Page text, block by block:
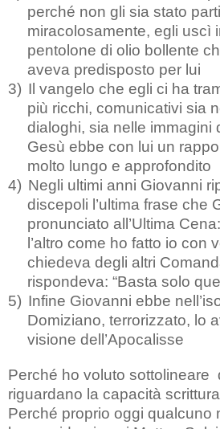
perché non gli sia stato
miracolosamente, egli uscì
pentolone di olio bollente
aveva predisposto per lui
3) Il vangelo che egli ci ha
più ricchi, comunicativi sia
dialoghi, sia nelle immagini
Gesù ebbe con lui un
molto lungo e approfondito
4) Negli ultimi anni Giovanni
discepoli l’ultima frase che
pronunciato all’Ultima
l’altro come ho fatto io con
chiedeva degli altri
rispondeva: “Basta solo
5) Infine Giovanni ebbe
Domiziano, terrorizzato, lo
visione dell’Apocalisse
Perché ho voluto sottolineare
riguardano la capacità
Perché proprio oggi qualcuno